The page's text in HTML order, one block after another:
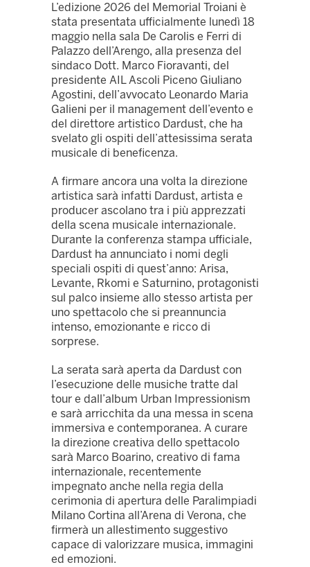
L’edizione 2026 del Memorial Troiani è
stata presentata ufficialmente lunedì 18
maggio nella sala De Carolis e Ferri di
Palazzo dell’Arengo, alla presenza del
sindaco Dott. Marco Fioravanti, del
presidente AIL Ascoli Piceno Giuliano
Agostini, dell’avvocato Leonardo Maria
Galieni per il management dell’evento e
del direttore artistico Dardust, che ha
svelato gli ospiti dell’attesissima serata
musicale di beneficenza.
A firmare ancora una volta la direzione
artistica sarà infatti Dardust, artista e
producer ascolano tra i più apprezzati
della scena musicale internazionale.
Durante la conferenza stampa ufficiale,
Dardust ha annunciato i nomi degli
speciali ospiti di quest’anno: Arisa,
Levante, Rkomi e Saturnino, protagonisti
sul palco insieme allo stesso artista per
uno spettacolo che si preannuncia
intenso, emozionante e ricco di
sorprese.
La serata sarà aperta da Dardust con
l’esecuzione delle musiche tratte dal
tour e dall’album Urban Impressionism
e sarà arricchita da una messa in scena
immersiva e contemporanea. A curare
la direzione creativa dello spettacolo
sarà Marco Boarino, creativo di fama
internazionale, recentemente
impegnato anche nella regia della
cerimonia di apertura delle Paralimpiadi
Milano Cortina all’Arena di Verona, che
firmerà un allestimento suggestivo
capace di valorizzare musica, immagini
ed emozioni.